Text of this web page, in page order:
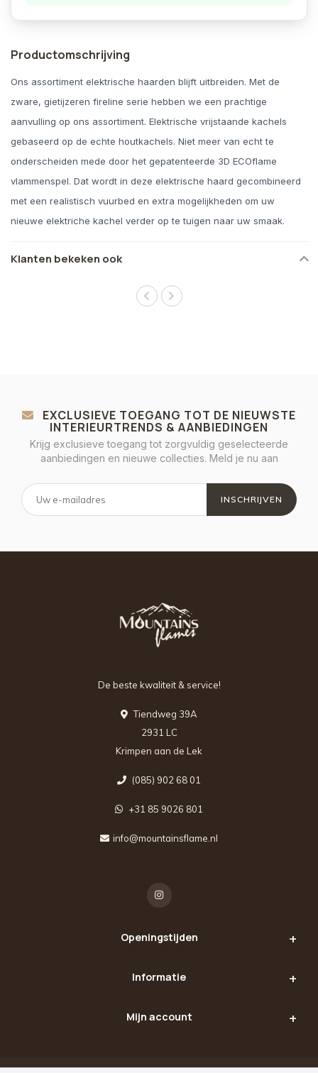
Productomschrijving
Ons assortiment elektrische haarden blijft uitbreiden. Met de
zware, gietijzeren fireline serie hebben we een prachtige
aanvulling op ons assortiment. Elektrische vrijstaande kachels
gebaseerd op de echte houtkachels. Niet meer van echt te
onderscheiden mede door het gepatenteerde 3D ECOflame
vlammenspel. Dat wordt in deze elektrische haard gecombineerd
met een realistisch vuurbed en extra mogelijkheden om uw
nieuwe elektriche kachel verder op te tuigen naar uw smaak.
Klanten bekeken ook
EXCLUSIEVE TOEGANG TOT DE NIEUWSTE
INTERIEURTRENDS & AANBIEDINGEN
Krijg exclusieve toegang tot zorgvuldig geselecteerde
aanbiedingen en nieuwe collecties. Meld je nu aan
INSCHRIJVEN
De beste kwaliteit & service!
Tiendweg 39A
2931 LC
Krimpen aan de Lek
(085) 902 68 01
+31 85 9026 801
info@mountainsflame.nl
Openingstijden
Informatie
Mijn account